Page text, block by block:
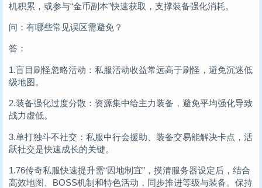
机积累，或参与“金币副本”快速获取，支撑装备强化消耗。
问：有哪些常见误区需避免？
答：
1.盲目刷怪忽略活动：私服活动收益常远高于刷怪，避免沉迷低
级地图。
2.装备强化过度分散：资源集中给主力装备，避免平均强化导致
战力虚低。
3.单打独斗不社交：私服中行会援助、装备交易能解决卡点，活
跃社交是快速成长的关键。
1.76传奇私服快速提升需“因地制宜”，摸清服务器设定后，结合
高效地图、BOSS机制和特色活动，同步推进等级与装备。保持